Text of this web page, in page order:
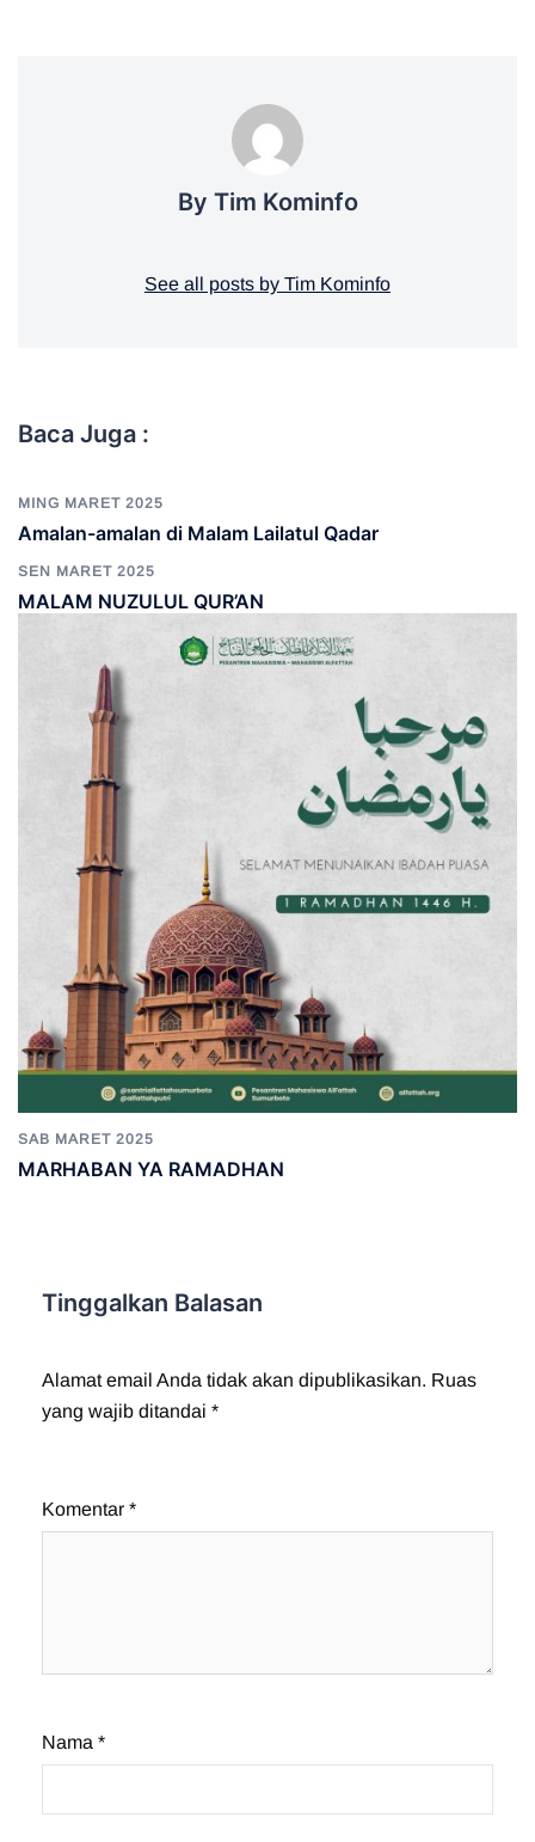
By Tim Kominfo
See all posts by Tim Kominfo
Baca Juga :
MING MARET 2025
Amalan-amalan di Malam Lailatul Qadar
SEN MARET 2025
MALAM NUZULUL QUR’AN
SAB MARET 2025
MARHABAN YA RAMADHAN
Tinggalkan Balasan
Alamat email Anda tidak akan dipublikasikan. Ruas
yang wajib ditandai *
Komentar *
Nama *